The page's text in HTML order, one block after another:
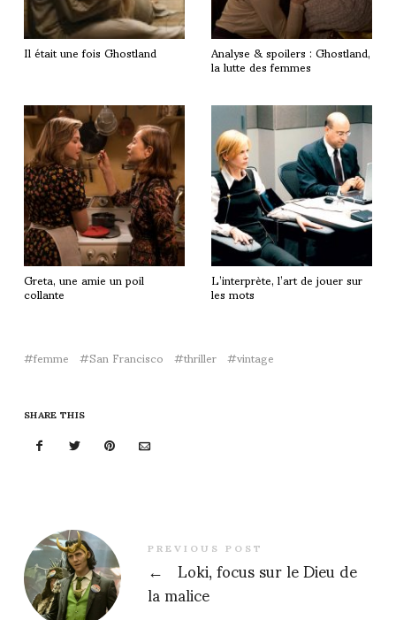
Il était une fois Ghostland Analyse & spoilers : Ghostland,
la lutte des femmes
Greta, une amie un poil
collante L’interprète, l’art de jouer sur
les mots
femme
San Francisco thriller vintage
SHARE THIS
PREVIOUS POST
← Loki, focus sur le Dieu de
la malice